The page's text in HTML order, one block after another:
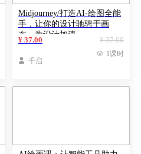
Midjourney/打造AI-绘图全能
手，让你的设计驰骋于画
布，为设计加速
¥ 37.00
¥ 37.00
 千启
 1课时